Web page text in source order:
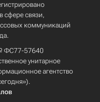
сфере связи,
коммуникаций
ФС77-57640
унитарное
агентство